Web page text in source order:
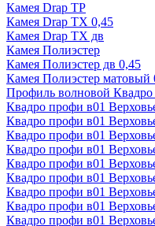
Камея Drap ТР
Камея Drap ТХ 0,45
Камея Drap ТХ дв
Камея Полиэстер
Камея Полиэстер дв 0,45
Камея Полиэстер матовый
Профиль волновой
Квадро профи в01
Квадро профи в01
Квадро профи в01
Квадро профи в01
Квадро профи в01
Квадро профи в01
Квадро профи в01
Квадро профи в01
Квадро профи в01